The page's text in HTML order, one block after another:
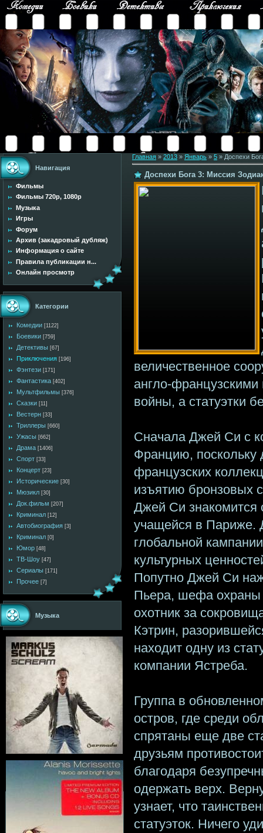
Навигация
Фильмы
Фильмы 720p, 1080p
Музыка
Игры
Форум
Архив (закадровый дубляж)
Информация о сайте
Правила публикации н...
Онлайн просмотр
Категории
Комедии [1122]
Боевики [759]
Детективы [67]
Приключения [196]
Фэнтези [171]
Фантастика [402]
Мультфильмы [376]
Сказки [11]
Вестерн [33]
Триллеры [660]
Ужасы [662]
Драма [1406]
Спорт [33]
Концерт [23]
Исторические [30]
Мюзикл [30]
Док.фильм [207]
Криминал [12]
Автобиография [3]
Криминал [0]
Юмор [48]
ТВ-Шоу [47]
Сериалы [171]
Прочее [7]
Музыка
Главная » 2013 » Январь » 5 » Доспехи
Доспехи Бога 3: Миссия
величественное
англо-
войны, а статуэтки
Сначала Джей Си с
Францию, поскольку
французских
изъятию бронзовых
Джей Си знакомится
учащейся в Париже.
глобальной
культурных
Попутно Джей Си
Пьера, шефа охраны
охотник за
Кэтрин,
находит одну из
компании Ястреба.
Группа в
остров, где среди
спрятаны еще две
друзьям
благодаря
одержать верх.
узнает, что
статуэток. Ничего